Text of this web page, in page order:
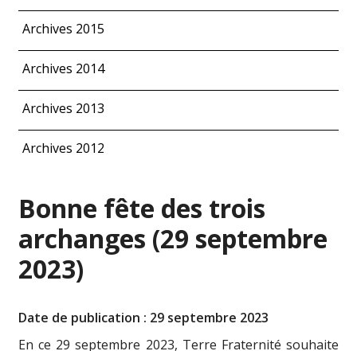
Archives 2015
Archives 2014
Archives 2013
Archives 2012
Bonne fête des trois
archanges (29 septembre
2023)
Date de publication : 29 septembre 2023
En ce 29 septembre 2023, Terre Fraternité souhaite